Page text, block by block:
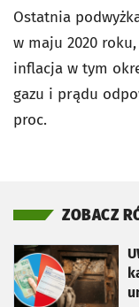
Ostatnia
w maju 2020
inflacja w tym
gazu i prądu
proc.
ZOBACZ
otworzy się w